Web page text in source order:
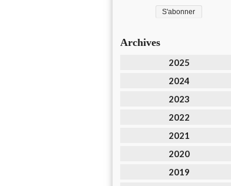
Archives
2025
2024
2023
2022
2021
2020
2019